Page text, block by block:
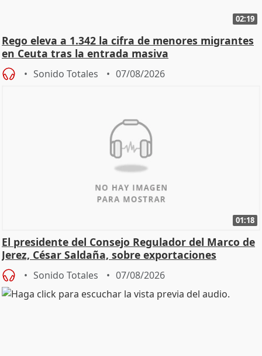
02:19
Rego eleva a 1.342 la cifra de menores migrantes
en Ceuta tras la entrada masiva
Sonido Totales 07/08/2026
01:18
El presidente del Consejo Regulador del Marco de
Jerez, César Saldaña, sobre exportaciones
Sonido Totales 07/08/2026